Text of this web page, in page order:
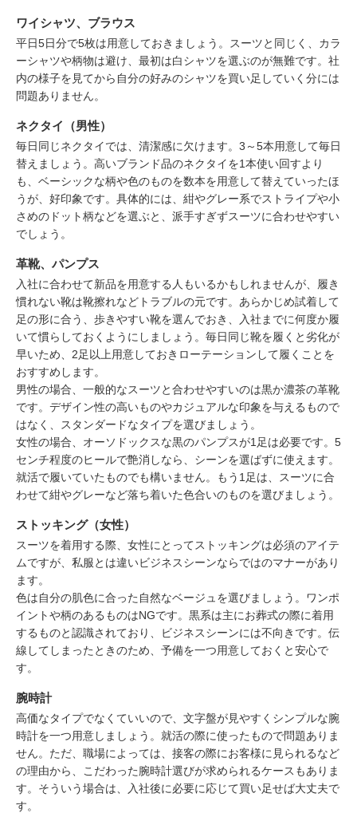
ワイシャツ、ブラウス
平日5日分で5枚は用意しておきましょう。スーツと同じく、カラ
ーシャツや柄物は避け、最初は白シャツを選ぶのが無難です。社
内の様子を見てから自分の好みのシャツを買い足していく分には
問題ありません。
ネクタイ（男性）
毎日同じネクタイでは、清潔感に欠けます。3～5本用意して毎日
替えましょう。高いブランド品のネクタイを1本使い回すより
も、ベーシックな柄や色のものを数本を用意して替えていったほ
うが、好印象です。具体的には、紺やグレー系でストライプや小
さめのドット柄などを選ぶと、派手すぎずスーツに合わせやすい
でしょう。
革靴、パンプス
入社に合わせて新品を用意する人もいるかもしれませんが、履き
慣れない靴は靴擦れなどトラブルの元です。あらかじめ試着して
足の形に合う、歩きやすい靴を選んでおき、入社までに何度か履
いて慣らしておくようにしましょう。毎日同じ靴を履くと劣化が
早いため、2足以上用意しておきローテーションして履くことを
おすすめします。
男性の場合、一般的なスーツと合わせやすいのは黒か濃茶の革靴
です。デザイン性の高いものやカジュアルな印象を与えるもので
はなく、スタンダードなタイプを選びましょう。
女性の場合、オーソドックスな黒のパンプスが1足は必要です。5
センチ程度のヒールで艶消しなら、シーンを選ばずに使えます。
就活で履いていたものでも構いません。もう1足は、スーツに合
わせて紺やグレーなど落ち着いた色合いのものを選びましょう。
ストッキング（女性）
スーツを着用する際、女性にとってストッキングは必須のアイテ
ムですが、私服とは違いビジネスシーンならではのマナーがあり
ます。
色は自分の肌色に合った自然なベージュを選びましょう。ワンポ
イントや柄のあるものはNGです。黒系は主にお葬式の際に着用
するものと認識されており、ビジネスシーンには不向きです。伝
線してしまったときのため、予備を一つ用意しておくと安心で
す。
腕時計
高価なタイプでなくていいので、文字盤が見やすくシンプルな腕
時計を一つ用意しましょう。就活の際に使ったもので問題ありま
せん。ただ、職場によっては、接客の際にお客様に見られるなど
の理由から、こだわった腕時計選びが求められるケースもありま
す。そういう場合は、入社後に必要に応じて買い足せば大丈夫で
す。